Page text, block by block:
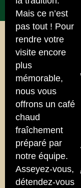
Mais ce n’est
pas tout ! Pour
rendre votre
visite encore
plus
mémorable,
nous vous
offrons un café
chaud
fraîchement
préparé par
notre équipe.
Asseyez-vous,
détendez-vous